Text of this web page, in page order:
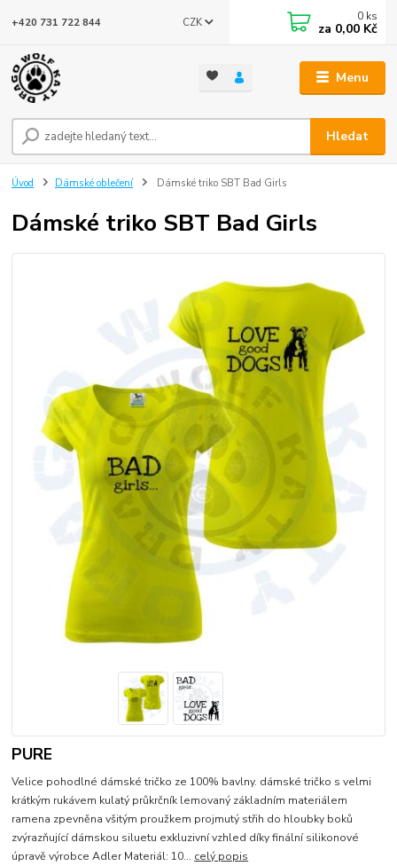
Menu
CZK
Hledat
+420 731 722 844 0 ks
za 0,00 Kč
Úvod Dámské oblečení Dámské triko SBT Bad Girls
Dámské triko SBT Bad Girls
PURE
Velice pohodlné dámské tričko ze 100% bavlny. dámské tričko s velmi
krátkým rukávem kulatý průkrčník lemovaný základním materiálem
ramena zpevněna všitým proužkem projmutý střih do hloubky boků
zvýrazňující dámskou siluetu exkluzivní vzhled díky finální silikonové
úpravě výrobce Adler Materiál: 10... celý popis